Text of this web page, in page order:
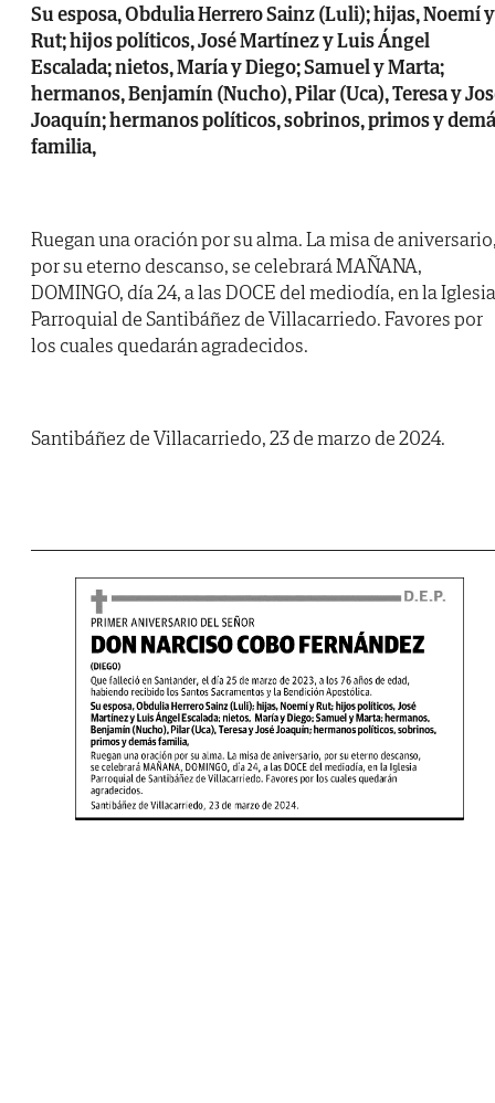
Su esposa, Obdulia Herrero Sainz (Luli); hijas, Noemí y
Rut; hijos políticos, José Martínez y Luis Ángel
Escalada; nietos, María y Diego; Samuel y Marta;
hermanos, Benjamín (Nucho), Pilar (Uca), Teresa y
Joaquín; hermanos políticos, sobrinos, primos y
familia,
Ruegan una oración por su alma. La misa de
por su eterno descanso, se celebrará MAÑANA,
DOMINGO, día 24, a las DOCE del mediodía, en la Iglesia
Parroquial de Santibáñez de Villacarriedo. Favores por
los cuales quedarán agradecidos.
Santibáñez de Villacarriedo, 23 de marzo de 2024.